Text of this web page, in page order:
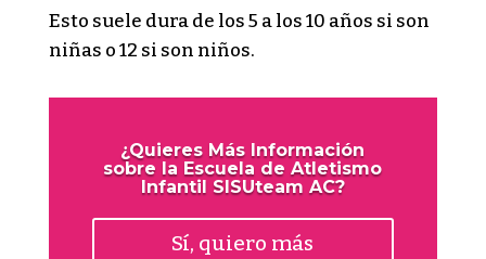
Esto suele dura de los 5 a los 10 años si son
niñas o 12 si son niños.
¿Quieres Más Información
sobre la Escuela de Atletismo
Infantil SISUteam AC?
Sí, quiero más